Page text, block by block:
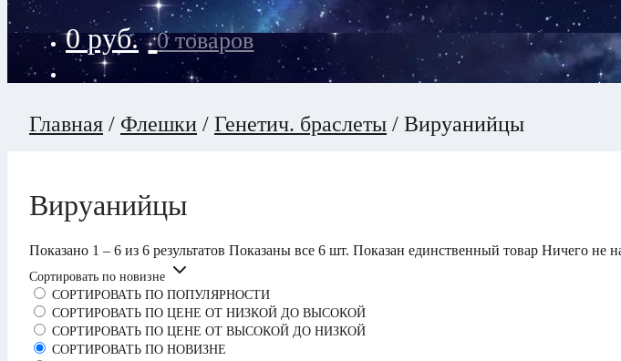
0руб. 0 товаров
Главная / Флешки / Генетич. браслеты / Вируанийцы
Вируанийцы
Показано 1 – 6 из 6 результатов Показаны все 6 шт. Показан единственный товар Ничего не
Сортировать по новизне
СОРТИРОВАТЬ ПО ПОПУЛЯРНОСТИ
СОРТИРОВАТЬ ПО ЦЕНЕ ОТ НИЗКОЙ ДО ВЫСОКОЙ
СОРТИРОВАТЬ ПО ЦЕНЕ ОТ ВЫСОКОЙ ДО НИЗКОЙ
СОРТИРОВАТЬ ПО НОВИЗНЕ